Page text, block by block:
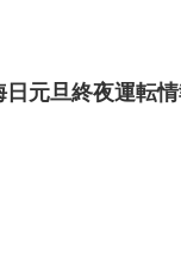
日元旦終夜運転